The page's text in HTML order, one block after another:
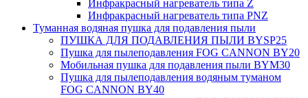
Инфракрасный нагреватель типа Z
Инфракрасный нагреватель типа PNZ
Туманная водяная пушка для подавления пыли
ПУШКА ДЛЯ ПОДАВЛЕНИЯ ПЫЛИ BYSP25
Пушка для пылеподавления FOG CANNON BY20
Мобильная пушка для подавления пыли BYM30
Пушка для пылеподавления водяным туманом
FOG CANNON BY40